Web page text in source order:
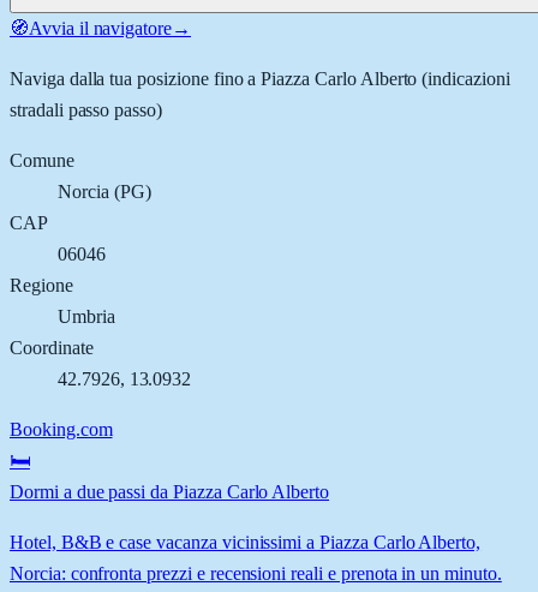
🧭Avvia il navigatore→
Naviga dalla tua posizione fino aPiazza Carlo Alberto (indicazioni
stradali passo passo)
Comune
Norcia (PG)
CAP
06046
Regione
Umbria
Coordinate
42.7926, 13.0932
Booking.com
🛏️
Dormi a due passi da Piazza Carlo Alberto
Hotel, B&B e case vacanza vicinissimi a Piazza Carlo Alberto,
Norcia: confronta prezzi e recensioni reali e prenota in un minuto.